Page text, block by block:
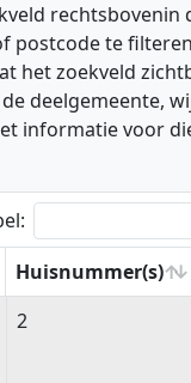
rechtsbovenin
postcode te
het zoekveld
deelgemeente,
informatie voor
Huisnummer(s)
Huisnummer(s)
2